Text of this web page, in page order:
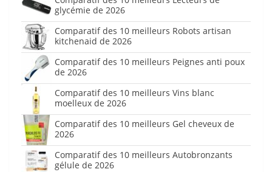
glycémie de 2026
Comparatif des 10 meilleurs Robots artisan
kitchenaid de 2026
Comparatif des 10 meilleurs Peignes anti poux
de 2026
Comparatif des 10 meilleurs Vins blanc
moelleux de 2026
Comparatif des 10 meilleurs Gel cheveux de
2026
Comparatif des 10 meilleurs Autobronzants
gélule de 2026